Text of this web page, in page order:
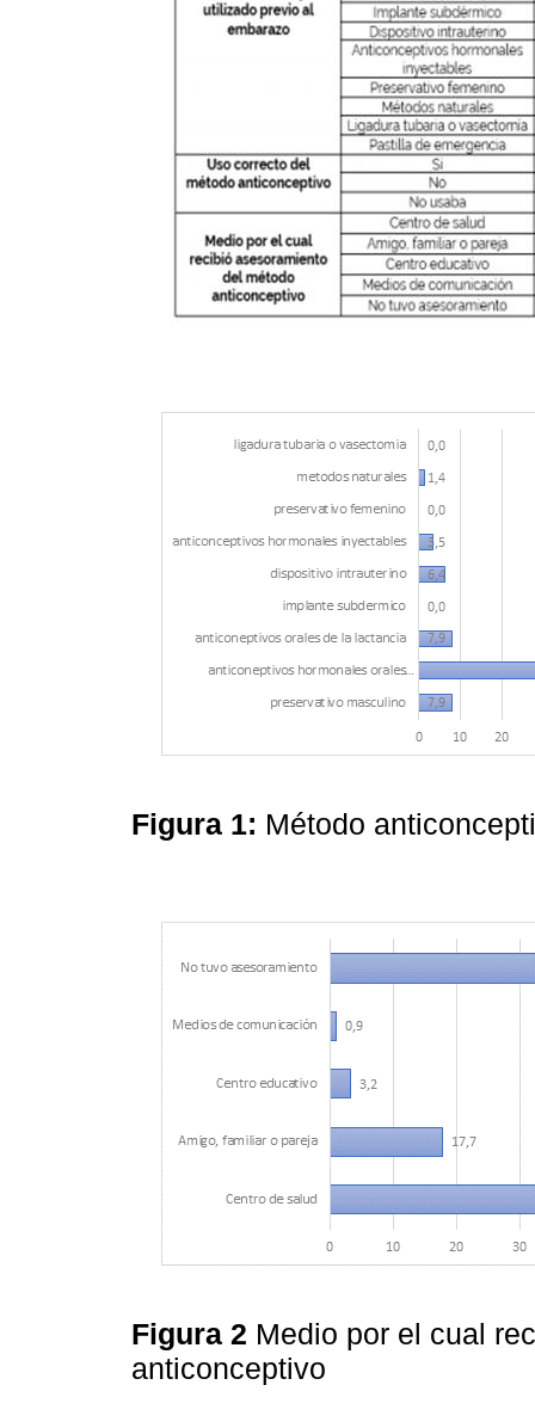
Figura 1: Método
Figura 2 Medio por el cual
anticonceptivo